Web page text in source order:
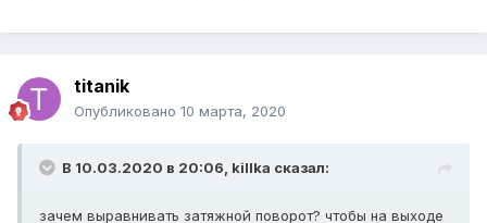
titanik
Опубликовано 10 марта, 2020
В 10.03.2020 в 20:06, killka сказал:
зачем выравнивать затяжной поворот? чтобы на выходе